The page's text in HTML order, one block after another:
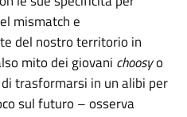
mismatch e
del nostro territorio in
mito dei giovani choosyo
trasformarsi in un alibi per
sul futuro – osserva